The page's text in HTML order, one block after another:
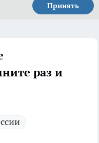
Принять
раз и